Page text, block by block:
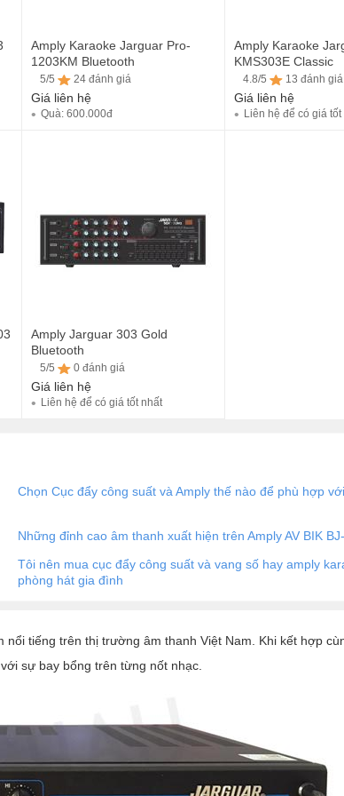
Amply Karaoke Jarguar Pro-
1203KM Bluetooth
5/5 24 đánh giá
Giá liên hệ
Quà: 600.000đ
Amply Karaoke
KMS303E Classic
4.8/5 13 đánh giá
Giá liên hệ
Liên hệ để có giá tốt
Amply Jarguar 303 Gold
Bluetooth
5/5 0 đánh giá
Giá liên hệ
Liên hệ để có giá tốt nhất
Chọn Cục đẩy công suất và Amply thế nào để phù hợp
Những đỉnh cao âm thanh xuất hiện trên Amply AV BIK
Tôi nên mua cục đẩy công suất và vang số hay amply
phòng hát gia đình
tiếng trên thị trường âm thanh Việt Nam. Khi kết hợp
sự bay bổng trên từng nốt nhạc.